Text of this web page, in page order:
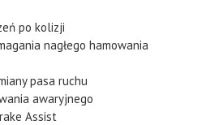
po kolizji
nagłego hamowania
pasa ruchu
awaryjnego
Assist